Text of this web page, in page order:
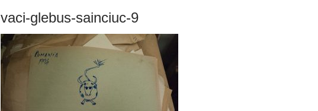
după:
vaci-glebus-sainciuc-9